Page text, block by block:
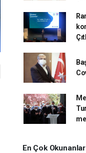
En Çok Okunanlar